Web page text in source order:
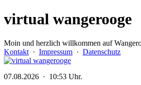
virtual wangerooge
Moin und herzlich willkommen auf
Kontakt · Impressum · Datenschutz
07.08.2026 · 10:53 Uhr.